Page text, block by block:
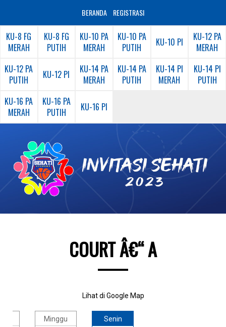
BERANDA REGISTRASI
KU-8 FG
MERAH
KU-8 FG
PUTIH
KU-10 PA
MERAH
KU-10 PA
PUTIH
KU-10 PI
KU-12 PA
MERAH
KU-12 PA
PUTIH
KU-12 PI
KU-14 PA
MERAH
KU-14 PA
PUTIH
KU-14 PI
MERAH
KU-14 PI
PUTIH
KU-16 PA
MERAH
KU-16 PA
PUTIH
KU-16 PI
COURT Â€“ A
Lihat di Google Map
Minggu Senin